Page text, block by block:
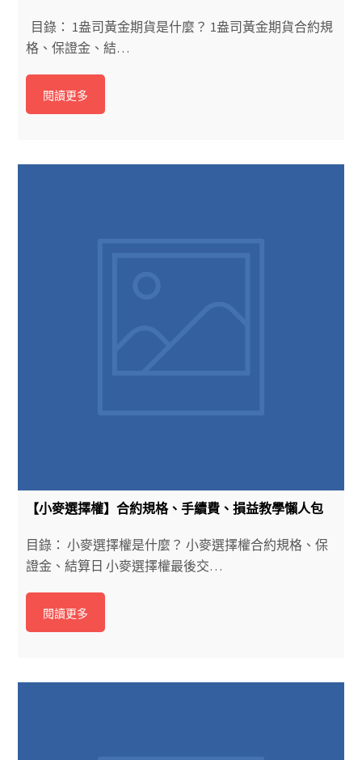
目錄： 1盎司黃金期貨是什麼？ 1盎司黃金期貨合約規
格、保證金、結…
閱讀更多
【小麥選擇權】合約規格、手續費、損益教學懶人包
目錄： 小麥選擇權是什麼？ 小麥選擇權合約規格、保
證金、結算日 小麥選擇權最後交…
閱讀更多